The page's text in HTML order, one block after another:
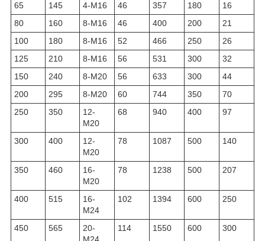
65
145 4-М16 46 357 180
16
80
160 8-М16 46 400 200
21
100
180 8-М16 52 466 250
26
125
210 8-М16 56 531 300
32
150
240 8-М20 56 633 300
44
200
295 8-М20 60 744 350
70
250
350
12-
М20
68 940 400 97
300 400
12-
М20
78 1087 500 140
350 460
16-
М20
78 1238 500 207
400 515
16-
М24
102 1394 600 250
450 565
20-
114 1550 600 300